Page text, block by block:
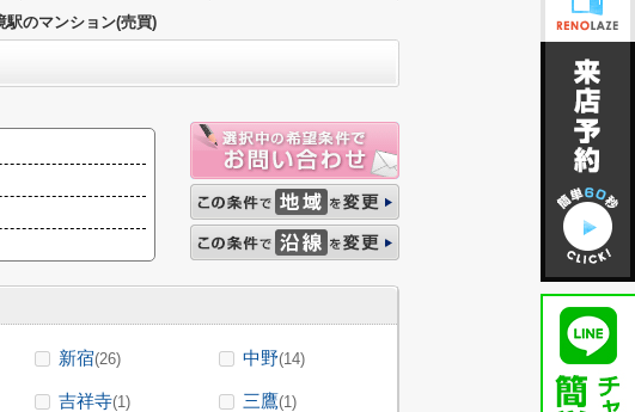
駅のマンション(売買)
新宿(26) 中野(14)
吉祥寺(1) 三鷹(1)